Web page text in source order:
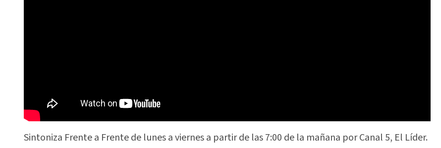
Sintoniza Frente a Frente de lunes a viernes a partir de las 7:00 de la mañana por Canal 5, El Líder.